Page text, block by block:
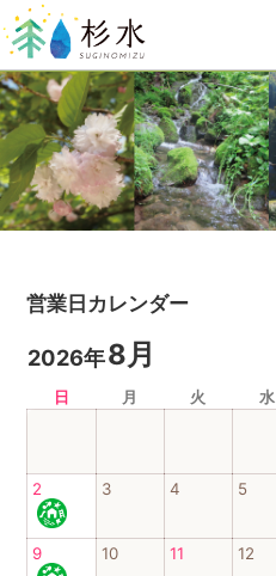
営業日カレンダー
2026年8月
日 月 火 水
2 3 4 5
9 10 11 12